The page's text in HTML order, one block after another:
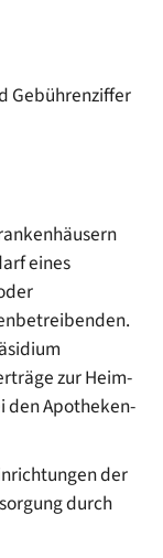
Gebührenziffer
eines
zur Heim-
den Apotheken-
der
durch